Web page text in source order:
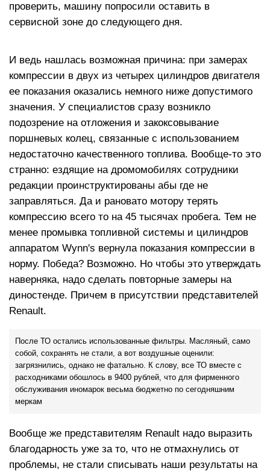
проверить, машину попросили оставить в
сервисной зоне до следующего дня.
И ведь нашлась возможная причина: при замерах
компрессии в двух из четырех цилиндров двигателя
ее показания оказались немного ниже допустимого
значения. У специалистов сразу возникло
подозрение на отложения и закоксовывание
поршневых колец, связанные с использованием
недостаточно качественного топлива. Вообще-то это
странно: ездящие на дромомобилях сотрудники
редакции проинструктированы абы где не
заправляться. Да и рановато мотору терять
компрессию всего то на 45 тысячах пробега. Тем не
менее промывка топливной системы и цилиндров
аппаратом Wynn's вернула показания компрессии в
норму. Победа? Возможно. Но чтобы это утверждать
наверняка, надо сделать повторные замеры на
диностенде. Причем в присутствии представителей
Renault.
После ТО остались использованные фильтры. Масляный, само
собой, сохранять не стали, а вот воздушные оценили:
загрязнились, однако не фатально. К слову, все ТО вместе с
расходниками обошлось в 9400 рублей, что для фирменного
обслуживания иномарок весьма бюджетно по сегодняшним
меркам
Вообще же представителям Renault надо выразить
благодарность уже за то, что не отмахнулись от
проблемы, не стали списывать наши результаты на